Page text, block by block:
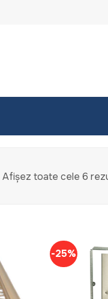
Afișez toate cele 6
-25%